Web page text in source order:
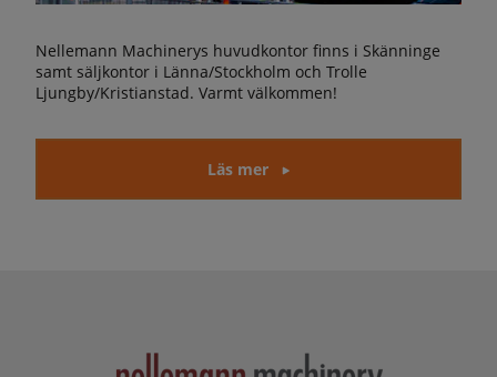
Nellemann Machinerys huvudkontor finns i Skänninge
samt säljkontor i Länna/Stockholm och Trolle
Ljungby/Kristianstad. Varmt välkommen!
Läs mer